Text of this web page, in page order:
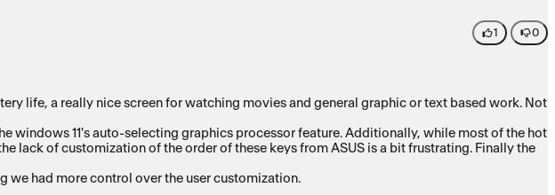
1 0
a really nice screen for watching movies and general graphic or text based work. Not
lack of customization of the order of these keys from ASUS is a bit frustrating. Finally the
we had more control over the user customization.